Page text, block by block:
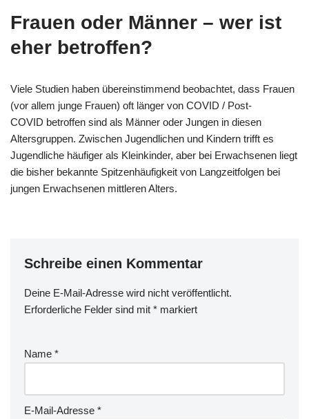
Frauen oder Männer – wer ist
eher betroffen?
Viele Studien haben übereinstimmend beobachtet, dass Frauen
(vor allem junge Frauen) oft länger von COVID / Post-
COVID betroffen sind als Männer oder Jungen in diesen
Altersgruppen. Zwischen Jugendlichen und Kindern trifft es
Jugendliche häufiger als Kleinkinder, aber bei Erwachsenen liegt
die bisher bekannte Spitzenhäufigkeit von Langzeitfolgen bei
jungen Erwachsenen mittleren Alters.
Schreibe einen Kommentar
Deine E-Mail-Adresse wird nicht veröffentlicht.
Erforderliche Felder sind mit * markiert
Name *
E-Mail-Adresse *